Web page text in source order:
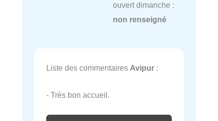
ouvert dimanche :
non renseigné
Liste des commentaires Avipur :
- Très bon accueil.